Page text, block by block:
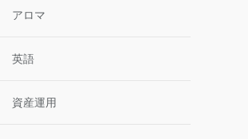
アロマ
英語
資産運用